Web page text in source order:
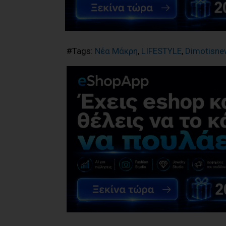
#Tags: Νέα Μάκρη, LIFESTYLE,